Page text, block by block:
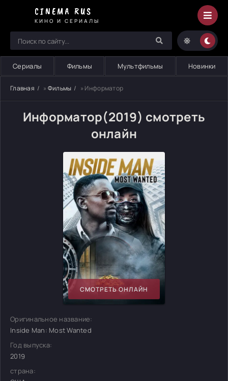
CINEMA RUS
КИНО И СЕРИАЛЫ
Сериалы Фильмы Мультфильмы Новинки
Главная » Фильмы » Информатор
Информатор(2019) смотреть
онлайн
СМОТРЕТЬ ОНЛАЙН
Оригинальное название:
Inside Man: Most Wanted
Год выпуска:
2019
страна: